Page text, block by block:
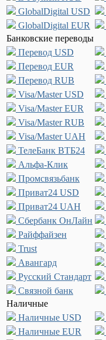
GlobalDigital USD
GlobalDigital EUR
Банковские переводы
Перевод USD
Перевод EUR
Перевод RUB
Visa/Master USD
Visa/Master EUR
Visa/Master RUB
Visa/Master UAH
ТелеБанк ВТБ24
Альфа-Клик
Промсвязьбанк
Приват24 USD
Приват24 UAH
Сбербанк ОнЛайн
Райффайзен
Trust
Авангард
Русский Стандарт
Связной банк
Наличные
Наличные USD
Наличные EUR